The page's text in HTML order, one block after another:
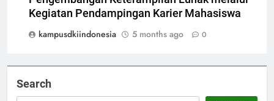
Kegiatan Pendampingan Karier Mahasiswa
kampusdkiindonesia
5 months ago 0
Search